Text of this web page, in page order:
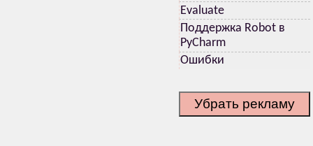
Evaluate
Поддержка Robot в
PyCharm
Ошибки
Убрать рекламу